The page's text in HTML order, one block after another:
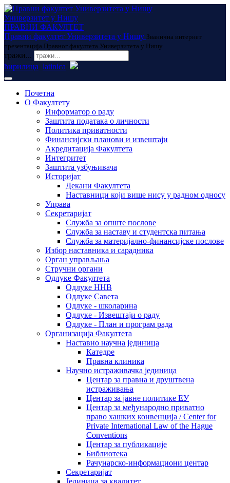
Универзитет у Нишу
ПРАВНИ ФАКУЛТЕТ
Правни факултет Универзитета у Нишу Званична интернет
презентација Правног факултета Универзитета у Нишу
тражи...
ћирилица latinica
Почетна
О Факултету
Информатор о раду
Заштита података о личности
Политика приватности
Финансијски планови и извештаји
Акредитација Факултета
Интегритет
Заштита узбуњивача
Историјат
Декани Факултета
Наставници који више нису у радном односу
Управа
Секретаријат
Служба за опште послове
Служба за наставу и студентска питања
Служба за материјално-финансијске послове
Избор наставника и сарадника
Oрган управљања
Стручни органи
Одлуке Факултета
Одлуке ННВ
Одлуке Савета
Одлуке - школарина
Одлуке - Извештаји о раду
Одлуке - План и програм рада
Организација Факултета
Наставно научна јединица
Катедре
Правна клиника
Научно истраживачка јединица
Центар за правна и друштвена
истраживања
Центар за јавне политике ЕУ
Центар за међународно приватно
право хашких конвенција / Center for
Private International Law of the Hague
Conventions
Центар за публикације
Библиотека
Рачунарско-информациони центар
Секретаријат
Јединица за квалитет